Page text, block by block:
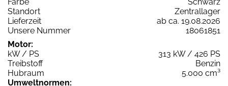
Standort
Zentrallager
Lieferzeit
ab ca. 19.08.2026
Unsere Nummer
18061851
Motor:
kW / PS
313 kW / 426 PS
Treibstoff
Benzin
Hubraum
5.000 cm³
Umweltnormen: